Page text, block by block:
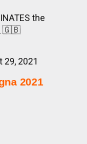
the
🇬🇧
29, 2021
2021